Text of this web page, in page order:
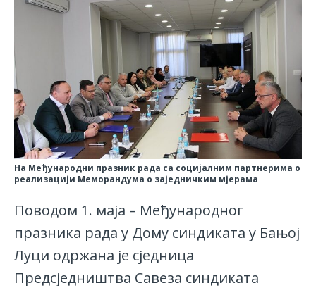
На Међународни празник рада са социјалним партнерима о
реализацији Меморандума о заједничким мјерама
Поводом 1. маја – Међународног
празника рада у Дому синдиката у Бањој
Луци одржана је сједница
Предсједништва Савеза синдиката